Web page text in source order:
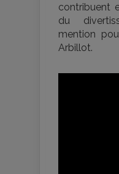
contribuent
du
mention
Arbillot.